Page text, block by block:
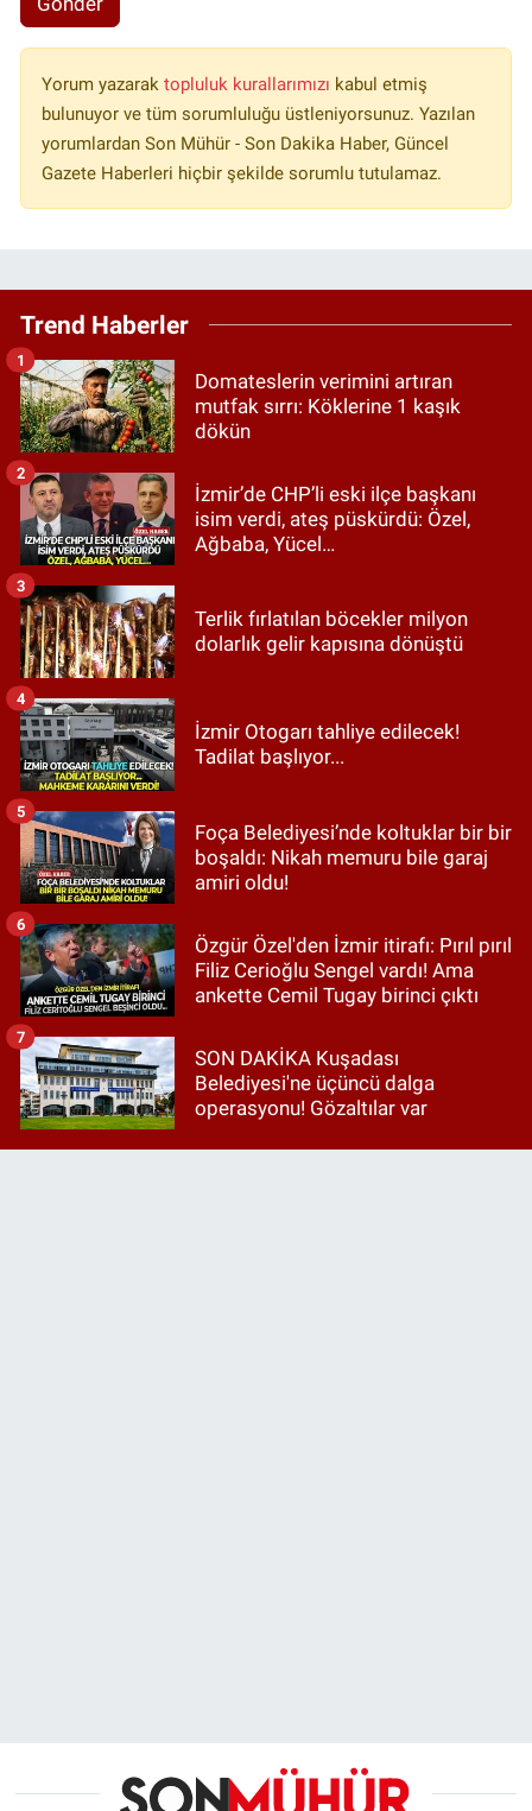
Yorum yazarak topluluk kurallarımızı kabul etmiş
bulunuyor ve tüm sorumluluğu üstleniyorsunuz. Yazılan
yorumlardan Son Mühür - Son Dakika Haber, Güncel
Gazete Haberleri hiçbir şekilde sorumlu tutulamaz.
Trend Haberler
Domateslerin verimini artıran
mutfak sırrı: Köklerine 1 kaşık
dökün
1
İzmir’de CHP’li eski ilçe başkanı
isim verdi, ateş püskürdü: Özel,
Ağbaba, Yücel…
2
Terlik fırlatılan böcekler milyon
dolarlık gelir kapısına dönüştü
3
İzmir Otogarı tahliye edilecek!
Tadilat başlıyor...
4
Foça Belediyesi’nde koltuklar bir bir
boşaldı: Nikah memuru bile garaj
amiri oldu!
5
Özgür Özel'den İzmir itirafı: Pırıl pırıl
Filiz Cerioğlu Sengel vardı! Ama
ankette Cemil Tugay birinci çıktı
6
SON DAKİKA Kuşadası
Belediyesi'ne üçüncü dalga
operasyonu! Gözaltılar var
7